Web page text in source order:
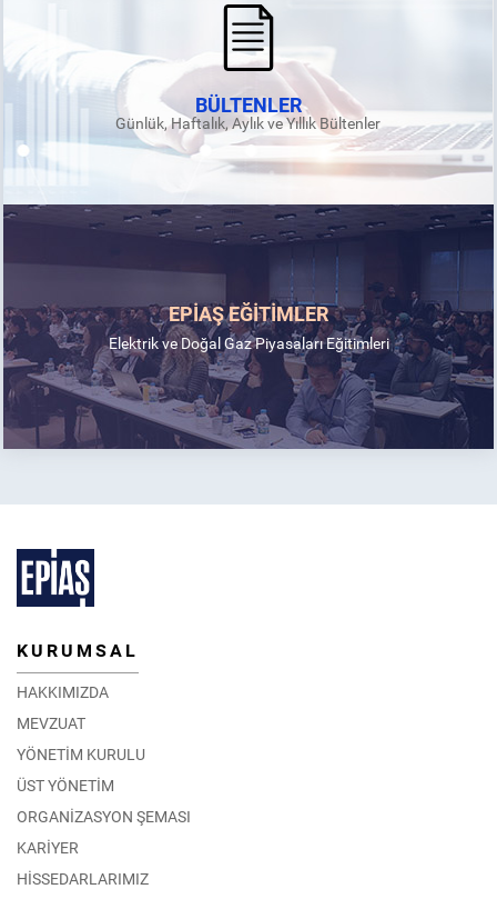
BÜLTENLER
Günlük, Haftalık, Aylık ve Yıllık Bültenler
EPİAŞ EĞİTİMLER
Elektrik ve Doğal Gaz Piyasaları Eğitimleri
KURUMSAL
HAKKIMIZDA
MEVZUAT
YÖNETİM KURULU
ÜST YÖNETİM
ORGANİZASYON ŞEMASI
KARİYER
HİSSEDARLARIMIZ